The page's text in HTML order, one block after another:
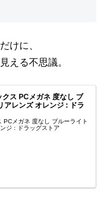
けに、
える不思議。
ス PCメガネ 度なし ブ
アレンズ オレンジ : ドラ
メガネ 度なし ブルーライト
ジ : ドラッグストア